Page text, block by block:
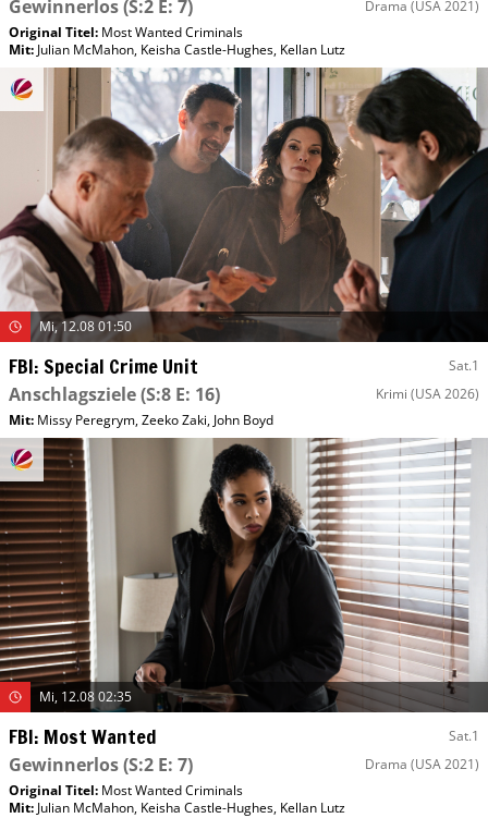
Gewinnerlos(S:2 E: 7) Drama (USA 2021)
Original Titel: Most Wanted Criminals
Mit: Julian McMahon, Keisha Castle-Hughes, Kellan Lutz
Mi, 12.08 01:50
FBI: Special Crime Unit Sat.1
Anschlagsziele(S:8 E: 16) Krimi (USA 2026)
Mit: Missy Peregrym,Zeeko Zaki, John Boyd
Mi, 12.08 02:35
FBI: Most Wanted Sat.1
Gewinnerlos(S:2 E: 7) Drama (USA 2021)
Original Titel: Most Wanted Criminals
Mit: Julian McMahon, Keisha Castle-Hughes, Kellan Lutz